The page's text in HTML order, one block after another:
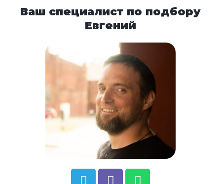
Ваш специалист по подбору
Евгений